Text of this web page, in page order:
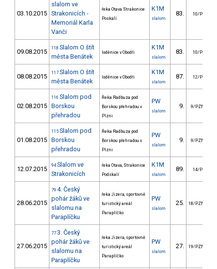
03.10.2015
slalom ve
Strakonicích -
Memoriál Karla
Vanči
řeka Otava Strakonice
Poskalí
K1M
slalom
83. 10/PZ
09.08.2015 118 Slalom O štít
města Benátek
loděnice v Obodři
K1M
slalom
83. 10/PZ
08.08.2015 117 Slalom O štít
města Benátek
loděnice v Obodři
K1M
slalom
87. 12/PZ
02.08.2015
116 Slalom pod
Borskou
přehradou
Řeka Radbuza pod
Borskou přehradou v
Plzni
PW
slalom
9. 9/PZM
01.08.2015
115 Slalom pod
Borskou
přehradou
Řeka Radbuza pod
Borskou přehradou v
Plzni
PW
slalom
9. 9/PZM
12.07.2015 94 Slalom ve
Strakonicích
řeka Otava, Strakonice
Podskalí
K1M
slalom
89. 14/PZ
28.06.2015
79 4. Český
pohár žáků ve
slalomu na
Paraplíčku
řeka Jizera, sportovně
turistický areál
Paraplíčko
PW
slalom
25. 18/PZM
27.06.2015
77 3. Český
pohár žáků ve
slalomu na
Paraplíčku
řeka Jizera, sportovně
turistický areál
Paraplíčko
PW
slalom
27. 19/PZM